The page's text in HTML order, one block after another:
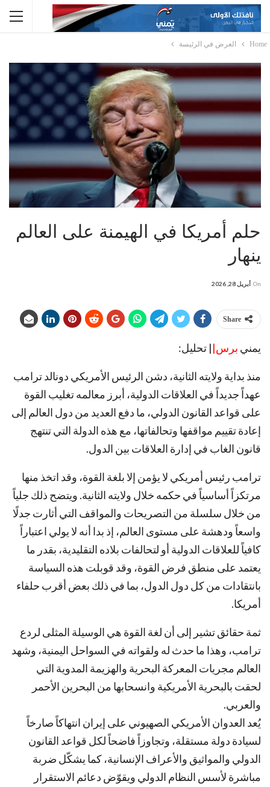
Home العرض في الرئيسة
حلم أمريكا في الهيمنة على العالم
ينهار
On أبريل 28, 2026
Share
يمني برس|| تحليل:
منذ بداية ولايته الثانية، دشن الرئيس الأمريكي دونالد ترامب
عهداً جديداً في العلاقات الدولية، أبرز معالمه تغليب القوة
على قواعد القانون الدولي، ما دفع العديد من دول العالم إلى
إعادة تقييم مواقفها وتحالفاتها، مع هذه الدولة التي تنتهج
قانون الغاب في إدارة العلاقات بين الدول.
ترامب رئيس أمريكي لا يؤمن إلا بلغة القوة، وقد اتخذ منها
مرتكزاً أساسياً في حكمه خلال ولايته الثانية. ويتضح ذلك جلياً
من خلال سلسلة من التصريحات والمواقف التي أثارت جدلًا
واسعاً ودهشة على مستوى العالم، إذ بدا أنه لا يولي اعتباراً
كافياً للعلاقات الدولية أو لتحالفات بلاده التقليدية، بقدر ما
يعتمد على منطق فرض القوة، وقد قوبلت هذه السياسة
بانتقادات من كل دول الدول، بما في ذلك بعض أقرب حلفاء
أمريكا.
ثمة حقائق تشير إلى أن لغة القوة هي الوسيلة المثلى لردع
ترامب، وهذا ما حدث له ولقواته في السواحل اليمنية، وشهد
العالم مجريات المعركة البحرية والهزيمة المدوية التي
لحقت بالبحرية الأمريكية وانسحابها من البحرين الأحمر
والعربي.
يُعد العدوان الأمريكي الصهيوني على إيران انتهاكاً صارخاً
لسيادة دولة مستقلة، وتجاوزاً فاضحاً لكل قواعد القانون
الدولي والمواثيق والأعراف الإنسانية، كما يشكّل ضربة
مباشرة لأسس النظام الدولي ويقوّض دعائم الاستقرار